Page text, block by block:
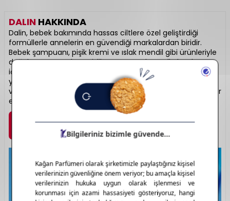
DALIN HAKKINDA
Dalin, bebek bakımında hassas ciltlere özel geliştirdiği
formüllerle annelerin en güvendiği markalardan biridir.
Bebek şampuanı, pişik kremi ve ıslak mendil gibi ürünleriyle
doğal ve yumuşak temizlik sunar. Paraben, alkol ve boya
içermeyen yapısıyla yeni doğanlara bile uygundur. Göz
yakmayan şampuanıyla bilinir ve yıllardır annelerin
vazgeçilmezidir. Mis gibi bebek kokusuyla da hafızalarda yer
eder. Hassas bakımda sevgi dolu bir dokunuş: Dalin.
Marka Detayı